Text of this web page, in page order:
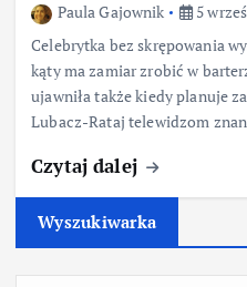
Paula Gajownik
5
Celebrytka bez skrępowania
kąty ma zamiar zrobić w
ujawniła także kiedy planuje
Lubacz-Rataj telewidzom
Czytaj dalej
Wyszukiwarka